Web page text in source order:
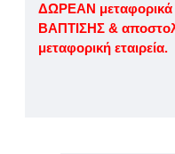
ΔΩΡΕΑΝ μεταφορικά
ΒΑΠΤΙΣΗΣ &
μεταφορική εταιρεία.